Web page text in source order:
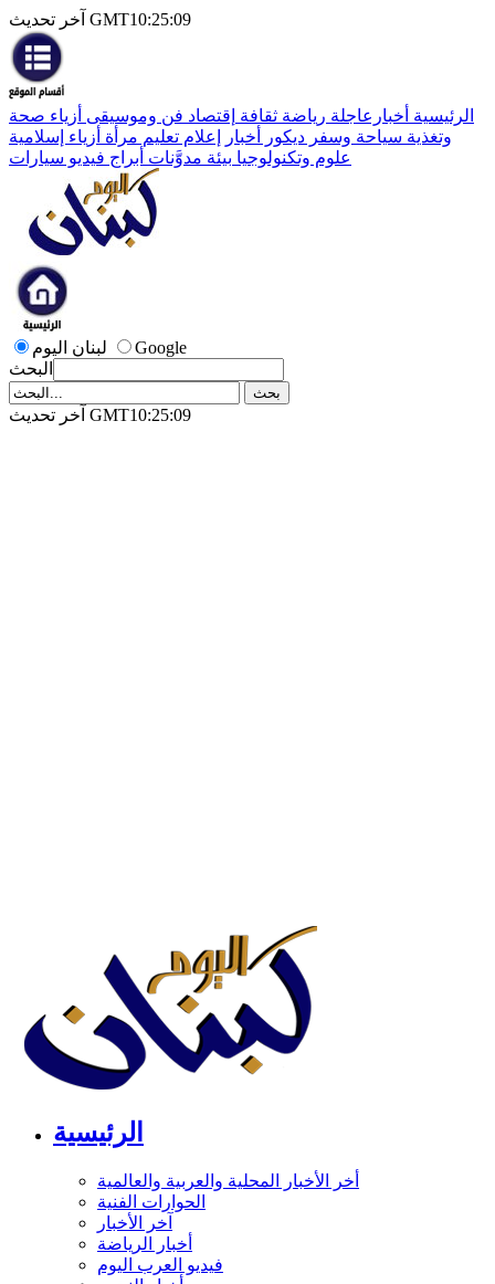
آخر تحديث GMT10:25:09
الرئيسية أخبارعاجلة رياضة ثقافة إقتصاد فن وموسيقى أزياء صحة
وتغذية سياحة وسفر ديكور أخبار إعلام تعليم مرأة أزياء إسلامية
علوم وتكنولوجيا بيئة مدوَّنات أبراج فيديو سيارات
لبنان اليوم
Google
البحث
آخر تحديث GMT10:25:09
الرئيسية
أخر الأخبار المحلية والعربية والعالمية
الحوارات الفنية
آخر الأخبار
أخبار الرياضة
فيديو العرب اليوم